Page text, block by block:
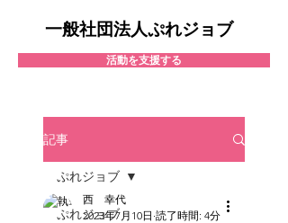
活動を支援する
一般社団法人ぷれジョブ
記事
ぷれジョブ
ぷれジョブ
西 幸代
2023年7月10日 読了時間: 4分